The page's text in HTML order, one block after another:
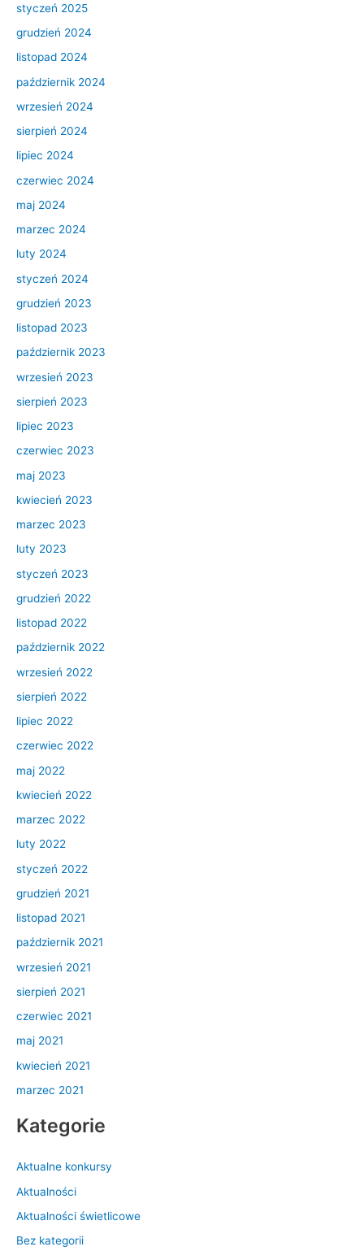
styczeń 2025
grudzień 2024
listopad 2024
październik 2024
wrzesień 2024
sierpień 2024
lipiec 2024
czerwiec 2024
maj 2024
marzec 2024
luty 2024
styczeń 2024
grudzień 2023
listopad 2023
październik 2023
wrzesień 2023
sierpień 2023
lipiec 2023
czerwiec 2023
maj 2023
kwiecień 2023
marzec 2023
luty 2023
styczeń 2023
grudzień 2022
listopad 2022
październik 2022
wrzesień 2022
sierpień 2022
lipiec 2022
czerwiec 2022
maj 2022
kwiecień 2022
marzec 2022
luty 2022
styczeń 2022
grudzień 2021
listopad 2021
październik 2021
wrzesień 2021
sierpień 2021
czerwiec 2021
maj 2021
kwiecień 2021
marzec 2021
Kategorie
Aktualne konkursy
Aktualności
Aktualności świetlicowe
Bez kategorii